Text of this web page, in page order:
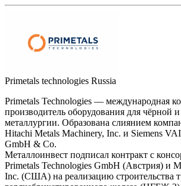
Primetals technologies Russia
Primetals Technologies — международная
производитель оборудования для чёрной
металлургии. Образована слиянием
Hitachi Metals Machinery, Inc. и Siemens
GmbH & Co.
Металлоинвест подписал контракт с
Primetals Technologies GmbH (Австрия) и
Inc. (США) на реализацию строительства